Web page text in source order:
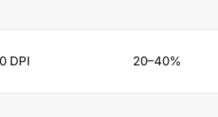
DPI 20–40%